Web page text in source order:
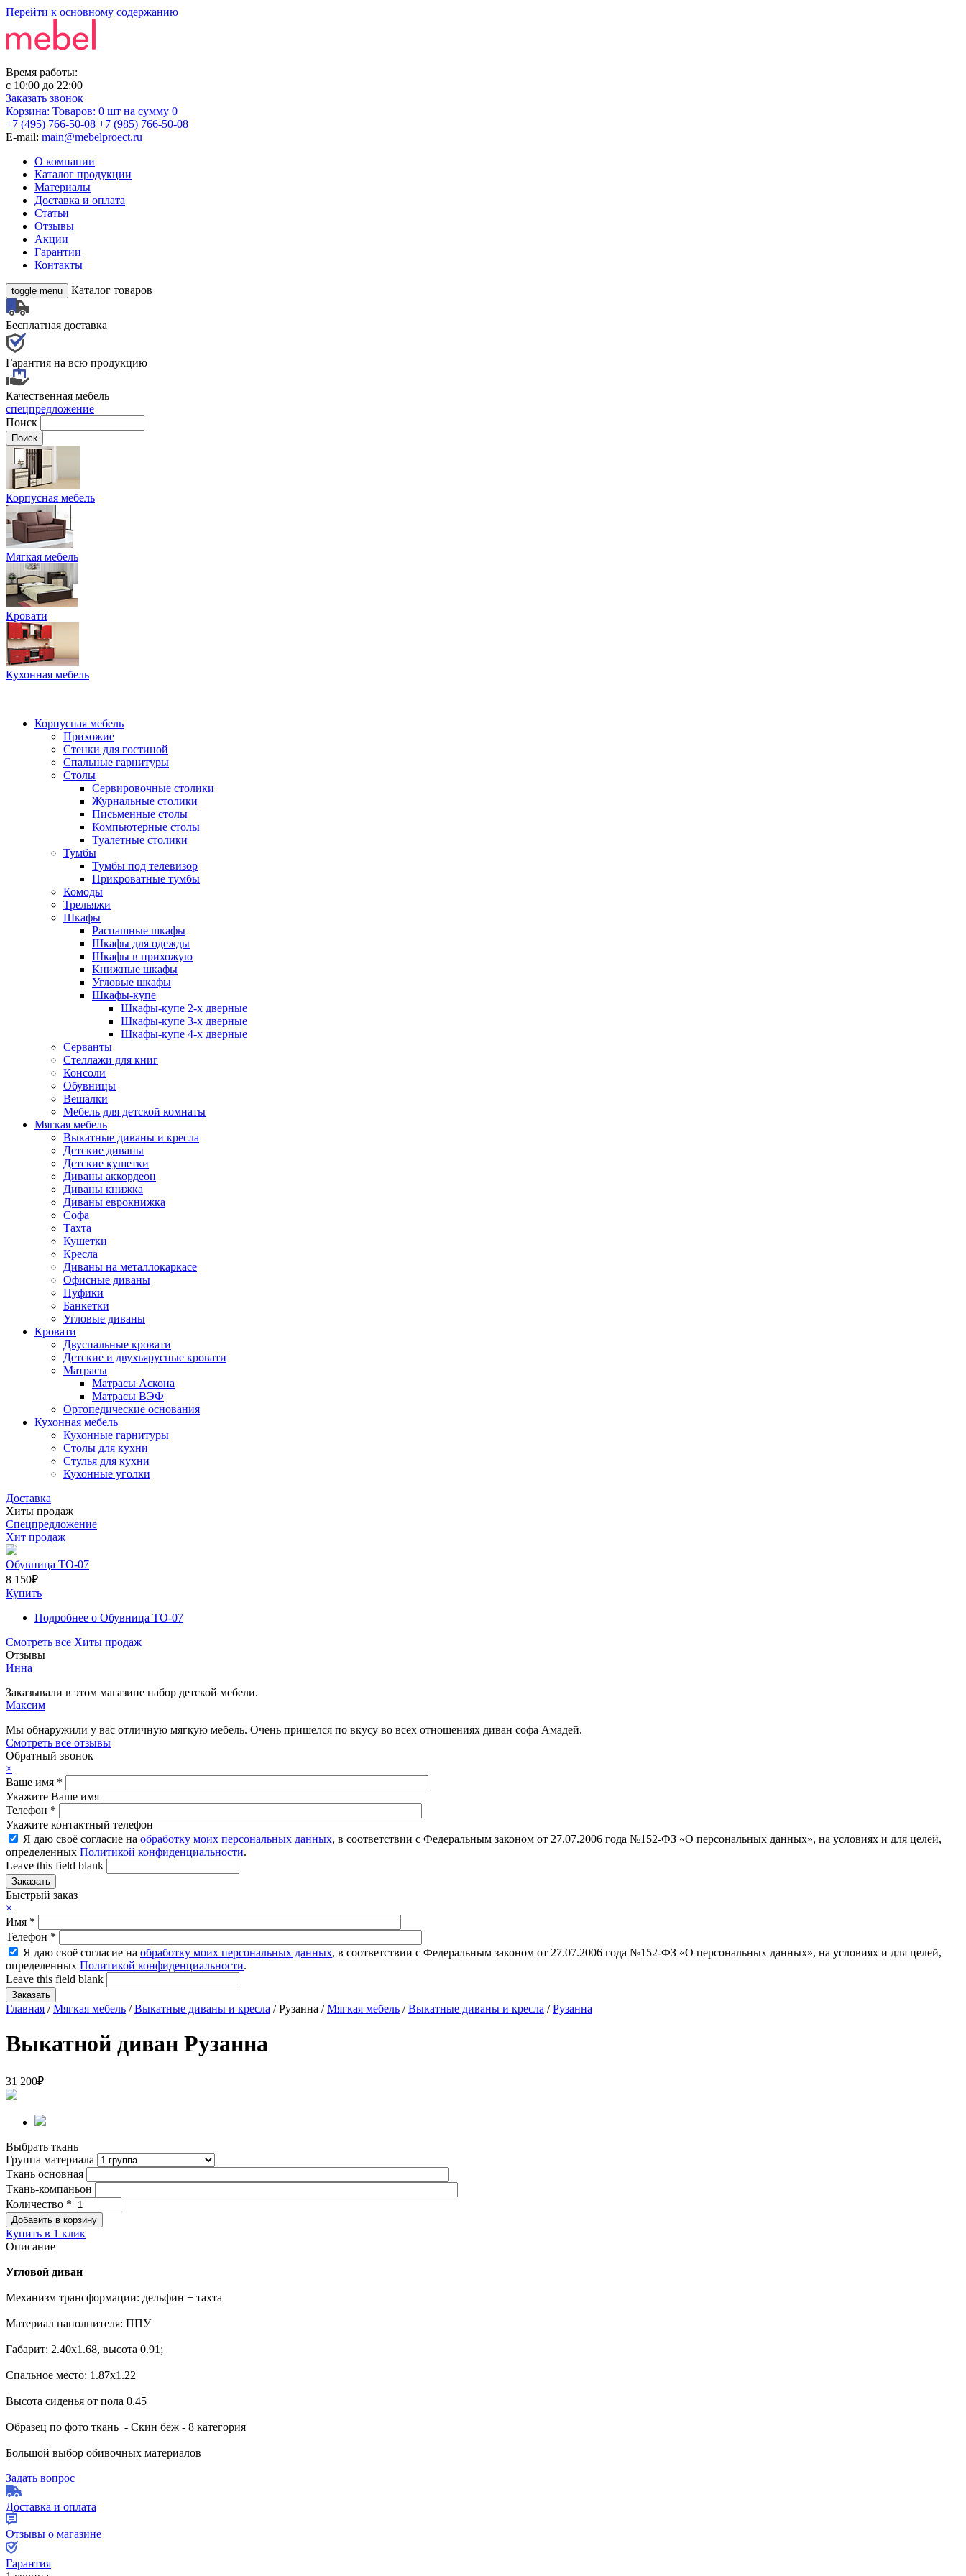
Перейти к основному содержанию
Время работы:
с 10:00 до 22:00
Заказать звонок
Корзина: Товаров: 0 шт на сумму 0
+7 (495) 766-50-08 +7 (985) 766-50-08
E-mail: main@mebelproect.ru
О компании
Каталог продукции
Материалы
Доставка и оплата
Статьи
Отзывы
Акции
Гарантии
Контакты
toggle menu Каталог товаров
Бесплатная доставка
Гарантия на всю продукцию
Качественная мебель
спецпредложение
Поиск
Корпусная мебель
Мягкая мебель
Кровати
Кухонная мебель
Корпусная мебель
Прихожие
Стенки для гостиной
Спальные гарнитуры
Столы
Сервировочные столики
Журнальные столики
Письменные столы
Компьютерные столы
Туалетные столики
Тумбы
Тумбы под телевизор
Прикроватные тумбы
Комоды
Трельяжи
Шкафы
Распашные шкафы
Шкафы для одежды
Шкафы в прихожую
Книжные шкафы
Угловые шкафы
Шкафы-купе
Шкафы-купе 2-x дверные
Шкафы-купе 3-х дверные
Шкафы-купе 4-х дверные
Серванты
Стеллажи для книг
Консоли
Обувницы
Вешалки
Мебель для детской комнаты
Мягкая мебель
Выкатные диваны и кресла
Детские диваны
Детские кушетки
Диваны аккордеон
Диваны книжка
Диваны еврокнижка
Софа
Тахта
Кушетки
Кресла
Диваны на металлокаркасе
Офисные диваны
Пуфики
Банкетки
Угловые диваны
Кровати
Двуспальные кровати
Детские и двухъярусные кровати
Матрасы
Матрасы Аскона
Матрасы ВЭФ
Ортопедические основания
Кухонная мебель
Кухонные гарнитуры
Столы для кухни
Стулья для кухни
Кухонные уголки
Доставка
Хиты продаж
Спецпредложение
Хит продаж
Обувница ТО-07
8 150₽
Купить
Подробнее о Обувница ТО-07
Смотреть все Хиты продаж
Отзывы
Инна
Заказывали в этом магазине набор детской мебели.
Максим
Мы обнаружили у вас отличную мягкую мебель. Очень пришелся по вкусу во всех отношениях диван софа Амадей.
Смотреть все отзывы
Обратный звонок
×
Ваше имя *
Укажите Ваше имя
Телефон *
Укажите контактный телефон
Я даю своё согласие на обработку моих персональных данных, в соответствии с Федеральным законом от 27.07.2006 года №152-ФЗ «О персональных данных», на условиях и для целей,
определенных Политикой конфиденциальности.
Leave this field blank
Быстрый заказ
×
Имя *
Телефон *
Я даю своё согласие на обработку моих персональных данных, в соответствии с Федеральным законом от 27.07.2006 года №152-ФЗ «О персональных данных», на условиях и для целей,
определенных Политикой конфиденциальности.
Leave this field blank
Главная /Мягкая мебель /Выкатные диваны и кресла / Рузанна /Мягкая мебель /Выкатные диваны и кресла /Рузанна
Выкатной диван Рузанна
31 200₽
Выбрать ткань
Группа материала
Ткань основная
Ткань-компаньон
Количество *
Купить в 1 клик
Описание
Угловой диван
Механизм трансформации: дельфин + тахта
Материал наполнителя: ППУ
Габарит: 2.40х1.68, высота 0.91;
Спальное место: 1.87х1.22
Высота сиденья от пола 0.45
Образец по фото ткань - Скин беж - 8 категория
Большой выбор обивочных материалов
Задать вопрос
Доставка и оплата
Отзывы о магазине
Гарантия